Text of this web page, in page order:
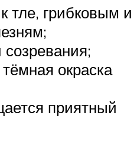
тле, грибковым и
созревания;
окраска
приятный